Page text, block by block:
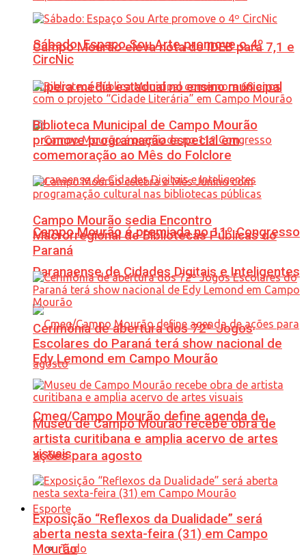
Campo Mourão eleva nota do IDEB para 7,1 e
supera média estadual no ensino municipal
Campo Mourão é premiada no 11º Congresso
Paranaense de Cidades Digitais e Inteligentes
Cmeg/Campo Mourão define agenda de
ações para agosto
Esporte
Tudo
Sábado: Espaço Sou Arte promove o 4º
CircNic
Biblioteca Municipal de Campo Mourão
promove programação especial em
comemoração ao Mês do Folclore
Campo Mourão sedia Encontro
Macrorregional de Bibliotecas Públicas do
Paraná
Cerimônia de abertura dos 72º Jogos
Escolares do Paraná terá show nacional de
Edy Lemond em Campo Mourão
Museu de Campo Mourão recebe obra de
artista curitibana e amplia acervo de artes
visuais
Exposição “Reflexos da Dualidade” será
aberta nesta sexta-feira (31) em Campo
Mourão